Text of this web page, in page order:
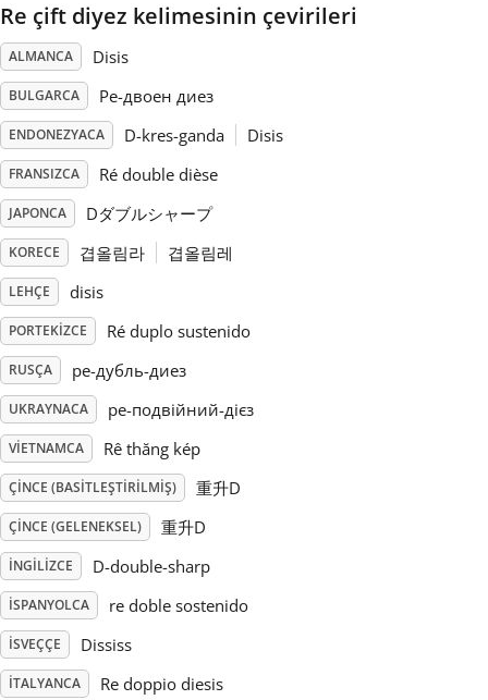
日本語
Polski
Português
Русский
Svenska
Tiếng Việt
Türkçe
Українська
简体中文
繁體中文
Re çift diyez kelimesinin çevirileri
ALMANCA Disis
BULGARCA Ре-двоен диез
ENDONEZYACA D-kres-ganda Disis
FRANSIZCA Ré double dièse
JAPONCA Dダブルシャープ
KORECE 겹올림라 겹올림레
LEHÇE disis
PORTEKIZCE Ré duplo sustenido
RUSÇA ре-дубль-диез
UKRAYNACA ре-подвійний-дієз
VIETNAMCA Rê thăng kép
ÇINCE (BASITLEŞTIRILMIŞ) 重升D
ÇINCE (GELENEKSEL) 重升D
İNGILIZCE D-double-sharp
İSPANYOLCA re doble sostenido
İSVEÇÇE Dississ
İTALYANCA Re doppio diesis